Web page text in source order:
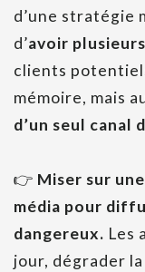
d’une stratégie
d’avoir
clients
mémoire, mais
d’un seul canal
👉 Miser sur
média pour
dangereux. Les
jour, dégrader